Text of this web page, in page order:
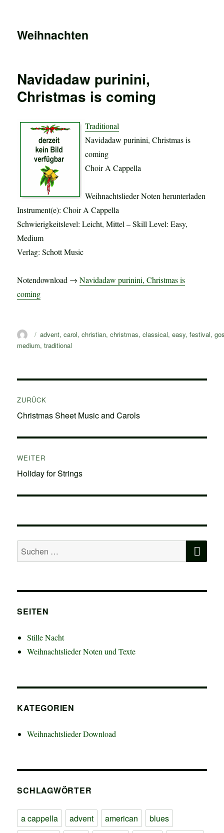
Weihnachten
Navidadaw purinini,
Christmas is coming
Traditional
Navidadaw purinini, Christmas is
coming
Choir A Cappella
Weihnachtslieder Noten herunterladen
Instrument(e): Choir A Cappella
Schwierigkeitslevel: Leicht, Mittel – Skill Level: Easy,
Medium
Verlag: Schott Music
Notendownload →Navidadaw purinini, Christmas is
coming
AutorSchlagwörter
advent,carol,christian,christmas,classical,easy,festival,
medium,traditional
ZURÜCK
Vorheriger
Christmas Sheet Music and Carols
WEITER
Nächster
Holiday for Strings
Suchen
nach:
SEITEN
Stille Nacht
Weihnachtslieder Noten und Texte
KATEGORIEN
Weihnachtslieder Download
SCHLAGWÖRTER
a cappella advent american
blues